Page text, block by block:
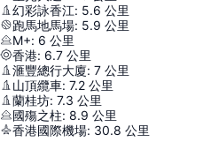
幻彩詠香江: 5.6 公里
跑馬地馬場: 5.9 公里
M+: 6 公里
香港: 6.7 公里
滙豐總行大廈: 7 公里
山頂纜車: 7.2 公里
蘭桂坊: 7.3 公里
國殤之柱: 8.9 公里
香港國際機場: 30.8 公里